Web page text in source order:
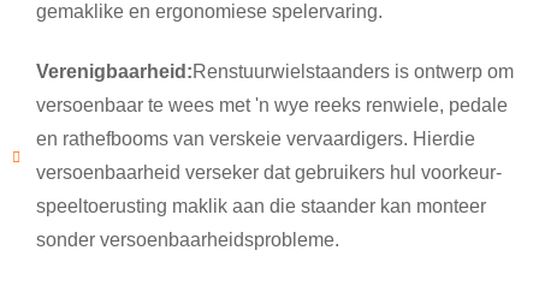
gemaklike en ergonomiese spelervaring.
Verenigbaarheid:Renstuurwielstaanders is ontwerp om
versoenbaar te wees met 'n wye reeks renwiele, pedale
en rathefbooms van verskeie vervaardigers. Hierdie
versoenbaarheid verseker dat gebruikers hul voorkeur-
speeltoerusting maklik aan die staander kan monteer
sonder versoenbaarheidsprobleme.
×
DIEN 'N VERSOEK IN